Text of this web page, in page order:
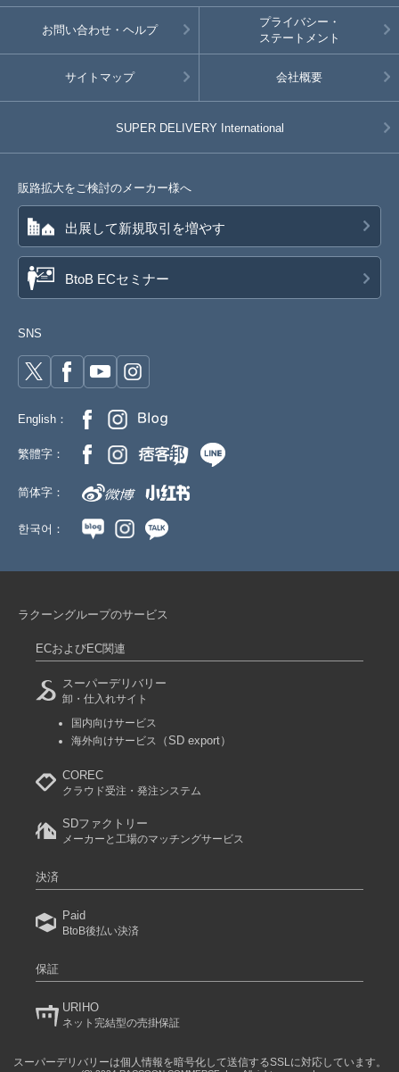
お問い合わせ・ヘルプ
プライバシー・
ステートメント
サイトマップ 会社概要
SUPER DELIVERY International
販路拡大をご検討のメーカー様へ
出展して新規取引を増やす
BtoB ECセミナー
SNS
English：
繁體字：
简体字：
한국어：
ラクーングループのサービス
ECおよびEC関連
スーパーデリバリー
卸・仕入れサイト
国内向けサービス
海外向けサービス
（SD export）
COREC
クラウド受注・発注システム
SDファクトリー
メーカーと工場のマッチングサービス
決済
Paid
BtoB後払い決済
保証
URIHO
ネット完結型の売掛保証
スーパーデリバリーは個人情報を暗号化して送信するSSLに対応しています。